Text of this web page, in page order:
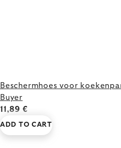
Beschermhoes voor
Buyer
11,89 €
ADD TO CART